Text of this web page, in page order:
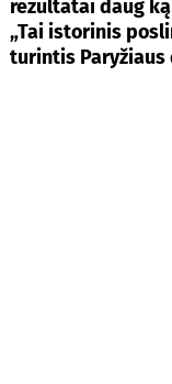
rezultatai daug
„Tai istorinis
turintis Paryžiaus